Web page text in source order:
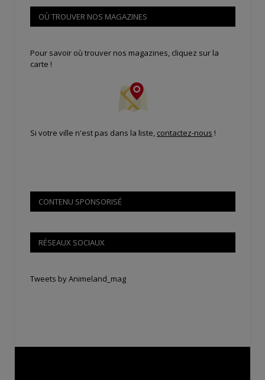
OÙ TROUVER NOS MAGAZINES
Pour savoir où trouver nos magazines, cliquez sur la
carte !
Si votre ville n'est pas dans la liste, contactez-nous !
CONTENU SPONSORISÉ
RÉSEAUX SOCIAUX
Tweets by Animeland_mag